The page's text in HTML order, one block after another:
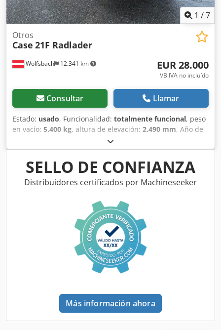
1 /7
Wolfsbach 12.341 km
Otros
Case 21F Radlader
EUR 28.000
VB IVA no incluído
Consultar Llamar
Estado: usado, Funcionalidad: totalmente funcional, peso
en vacío: 5.400 kg, altura de elevación: 2.490 mm, Año de
, horas de funcionamiento:
longitud total:5.550 mm, altura de construcción:2.500
, tipo de accionamiento:Diesel Motor , ancho de
construcción:1.950 mm, Otros Clase de velocidad: 25
Estado técnico: normal Dwsdpfxswlxgao Ahvoa Estado de
SELLO DE CONFIANZA
Distribuidores certificados por Machineseeker
Más información ahora